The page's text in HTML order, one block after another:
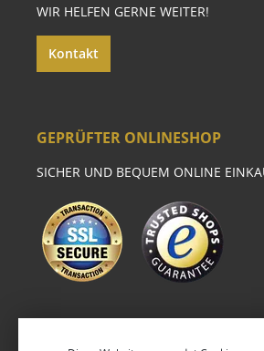
WIR HELFEN GERNE WEITER!
Kontakt
GEPRÜFTER ONLINESHOP
SICHER UND BEQUEM ONLINE